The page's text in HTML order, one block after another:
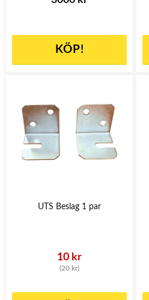
KÖP!
UTS Beslag 1 par
10 kr
(20 kr)